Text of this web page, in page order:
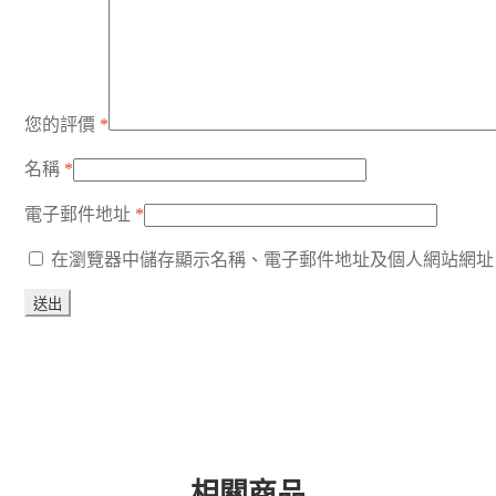
您的評價 *
名稱 *
電子郵件地址 *
在瀏覽器中儲存顯示名稱、電子郵件地址及個人網站網